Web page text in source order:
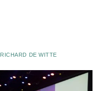
RICHARD DE WITTE